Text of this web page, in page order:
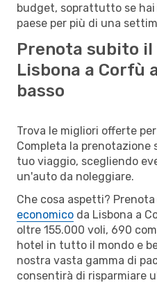
budget, soprattutto se
paese per più di una
Prenota subito il
Lisbona a Corfù
basso
Trova le migliori offerte
Completa la prenotazione
tuo viaggio, scegliendo
un'auto da noleggiare.
Che cosa aspetti?
economico da Lisbona a
oltre 155.000 voli, 690
hotel in tutto il mondo e
nostra vasta gamma di
consentirà di risparmiare